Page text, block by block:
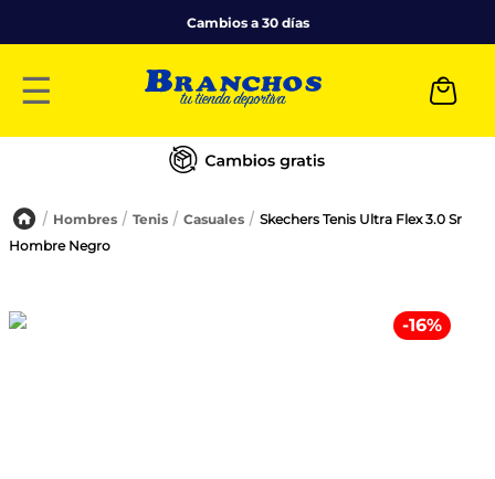
Cambios a 30 días
☰
Hombres Tenis Casuales
Skechers Tenis Ultra Flex 3.0 Sr
Hombre Negro
-16%